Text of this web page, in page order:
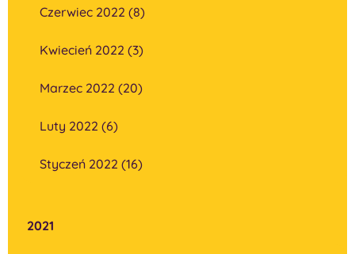
Czerwiec 2022 (8)
Kwiecień 2022 (3)
Marzec 2022 (20)
Luty 2022 (6)
Styczeń 2022 (16)
2021